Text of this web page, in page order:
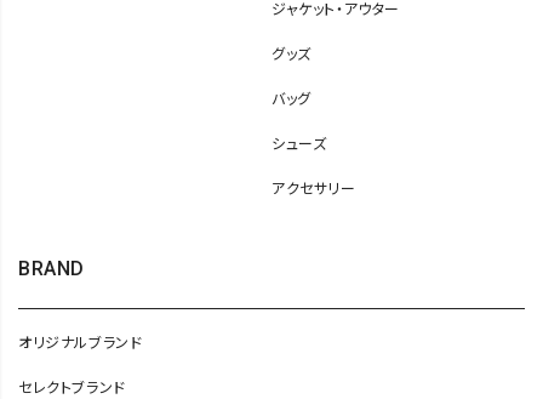
ジャケット・アウター
グッズ
バッグ
シューズ
アクセサリー
BRAND
オリジナルブランド
セレクトブランド